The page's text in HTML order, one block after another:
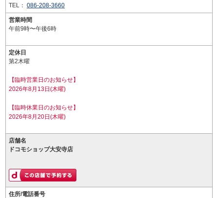
TEL： 086-208-3660
営業時間
午前9時〜午後6時
定休日
第2木曜
【臨時営業日のお知らせ】
2026年8月13日(木曜)
【臨時休業日のお知らせ】
2026年8月20日(木曜)
店舗名
ドコモショップ大安寺店
住所/電話番号